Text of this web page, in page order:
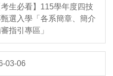
生必看】115學年度四技
甄選入學「各系簡章、簡介
指引專區」
03-06